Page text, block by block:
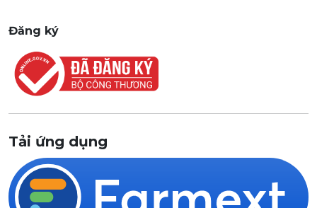
Đăng ký
Tải ứng dụng